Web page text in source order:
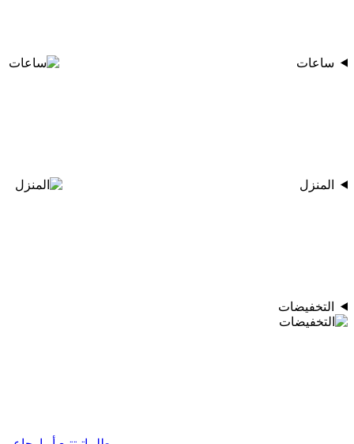
ساعات
المنزل
التخفيضات